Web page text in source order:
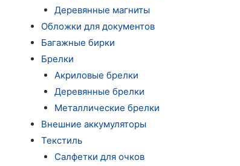
Деревянные магниты
Обложки для документов
Багажные бирки
Брелки
Акриловые брелки
Деревянные брелки
Металлические брелки
Внешние аккумуляторы
Текстиль
Салфетки для очков